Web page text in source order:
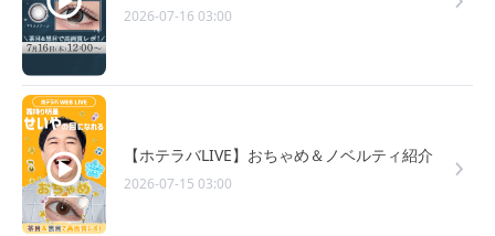
2026-07-16 03:00
【ホテラバLIVE】おちゃめ＆ノベルティ紹介
2026-07-15 03:00